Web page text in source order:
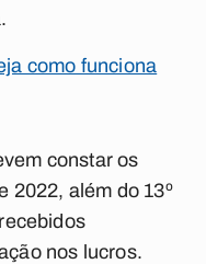
como funciona
constar os
2022, além do 13º
nos lucros.